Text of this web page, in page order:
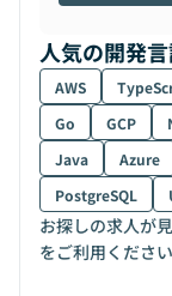
人気の開発
AWS
Go
GCP
Java
Azure
PostgreSQL
お探しの求人が
をご利用ください